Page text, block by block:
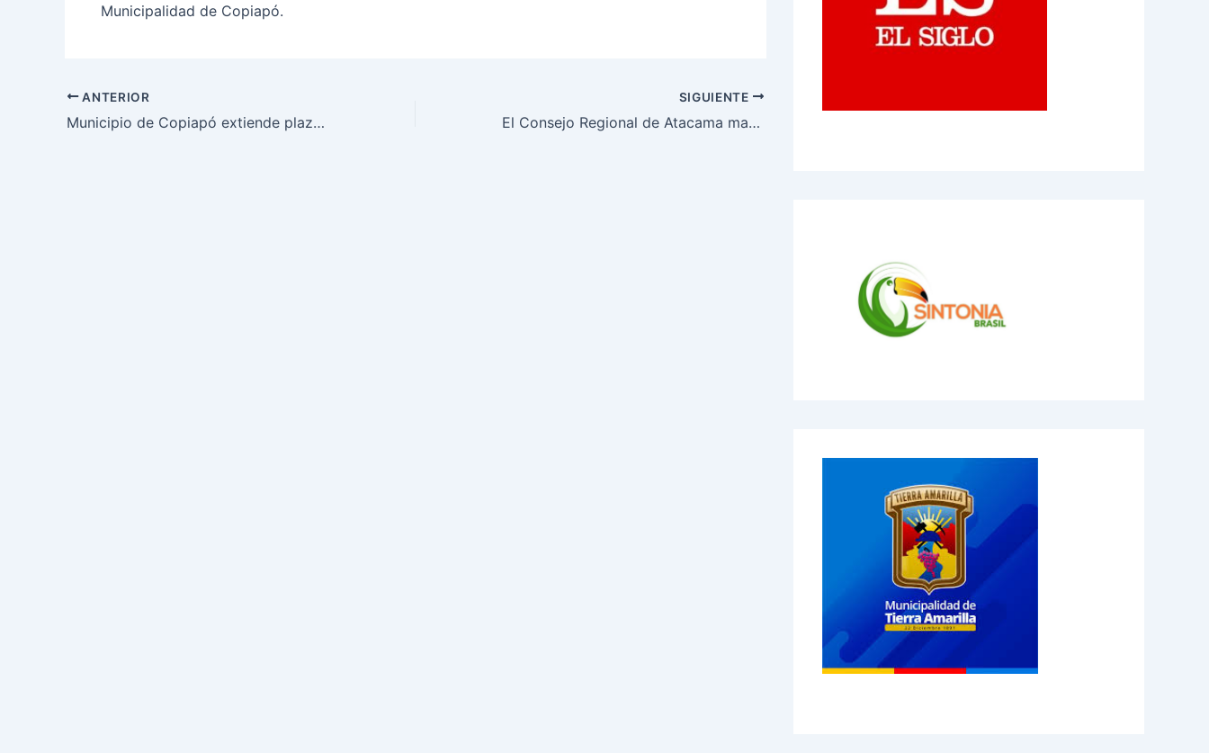
Municipalidad de Copiapó.
ANTERIOR
Municipio de Copiapó extiende plazo de inscripción para programa de nivelación de estudios
SIGUIENTE
El Consejo Regional de Atacama manifiesta rechazo ante reducción de escaños parlamentarios y exige medidas compensatorias para el territorio